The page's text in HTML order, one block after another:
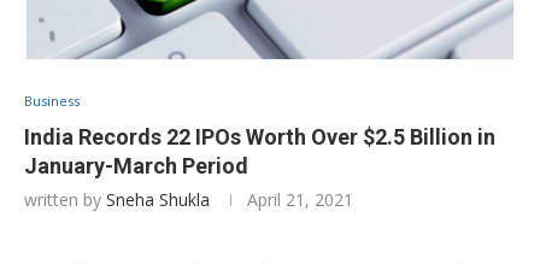
Business
India Records 22 IPOs Worth Over $2.5 Billion in
January-March Period
written by Sneha Shukla April 21, 2021